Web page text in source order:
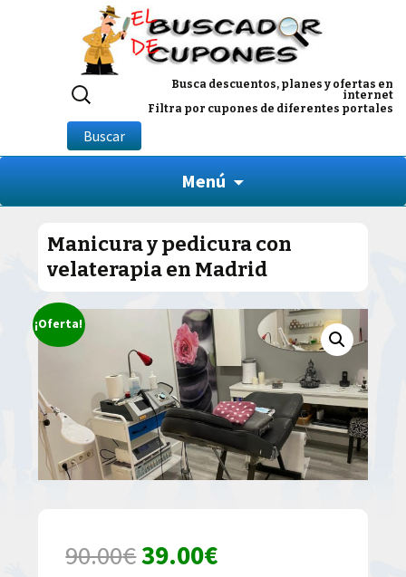
Busca descuentos, planes y ofertas en
internet
Filtra por cupones de diferentes portales
Buscar
por:
Buscar
Menú
Manicura y pedicura con
velaterapia en Madrid
¡Oferta!
90.00€El
39.00€El